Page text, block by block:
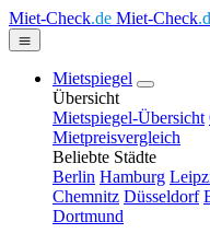
Miet-Check.de Miet-Check
Mietspiegel
Übersicht
Mietspiegel-Übersicht
Mietpreisvergleich
Beliebte Städte
Berlin Hamburg
Chemnitz Düsseldorf
Dortmund